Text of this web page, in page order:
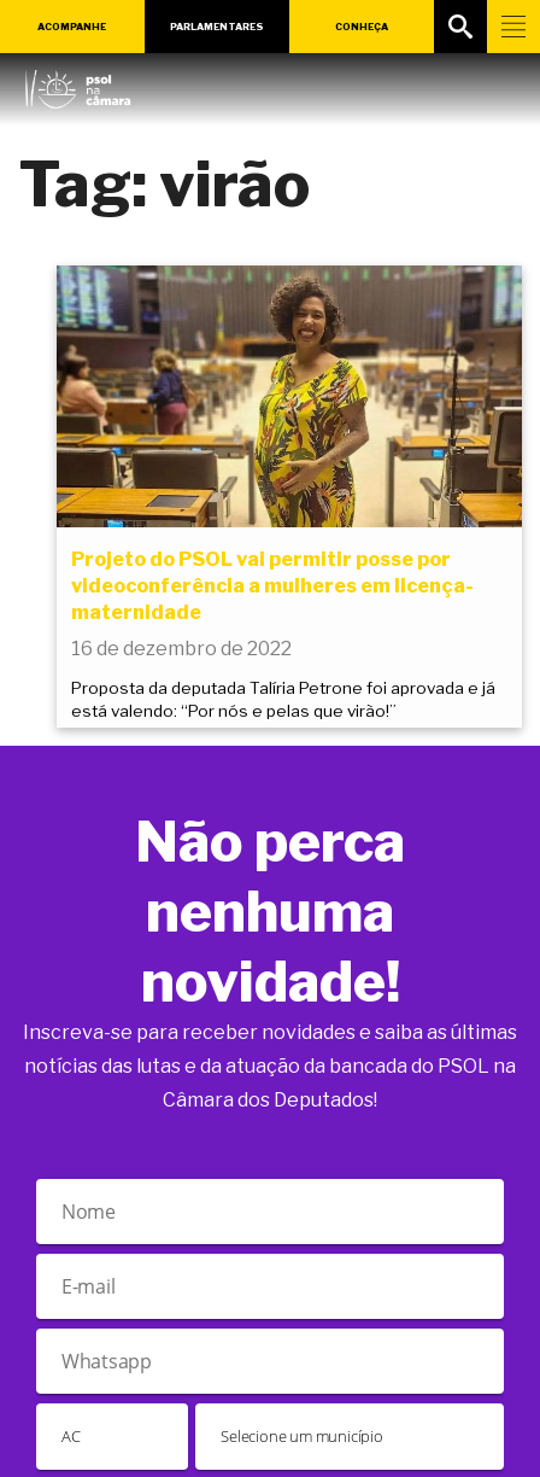
ACOMPANHE PARLAMENTARES CONHEÇA
Tag:virão
Projeto do PSOL vai permitir posse por
videoconferência a mulheres em licença-
maternidade
16 de dezembro de 2022
Proposta da deputada Talíria Petrone foi aprovada e já
está valendo: “Por nós e pelas que virão!”
Não perca
nenhuma
novidade!
Inscreva-se para receber novidades e saiba as últimas
notícias das lutas e da atuação da bancada do PSOL na
Câmara dos Deputados!